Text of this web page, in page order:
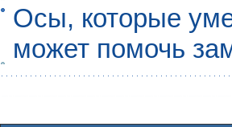
Осы, которые
может помочь